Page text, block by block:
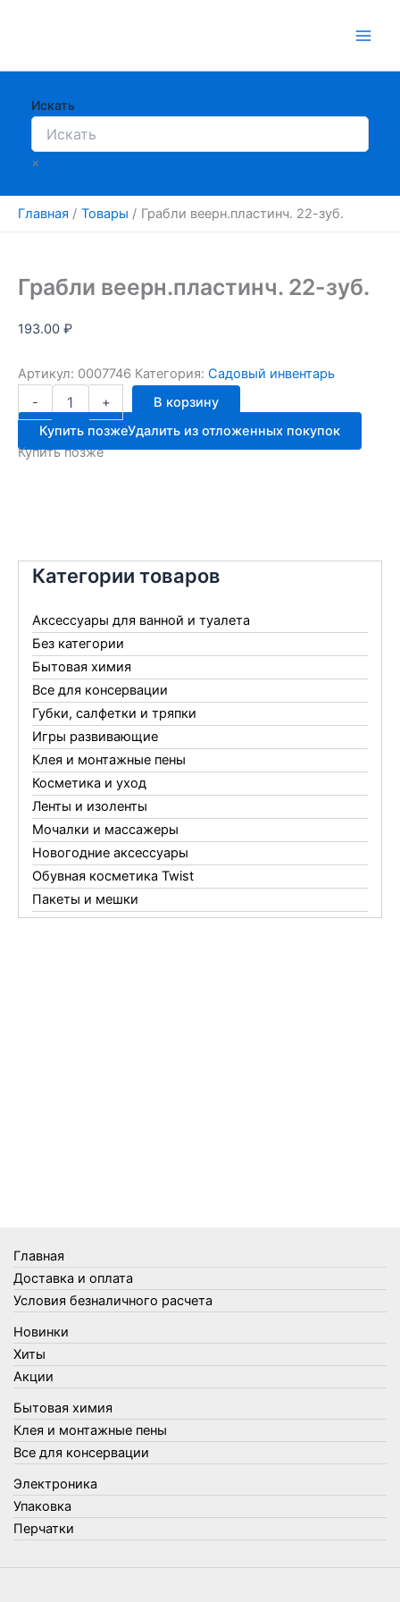
Искать
×
Главная Товары Грабли веерн.пластинч. 22-зуб.
Категории товаров
Аксессуары для ванной и туалета
Без категории
Бытовая химия
Все для консервации
Губки, салфетки и тряпки
Игры развивающие
Клея и монтажные пены
Косметика и уход
Ленты и изоленты
Мочалки и массажеры
Новогодние аксессуары
Обувная косметика Twist
Пакеты и мешки
Перчатки
Товары для кухни
Товары для сада и огорода
Товары для туризма и отдыха
Упаковка
Утеплители и прочее
Фонари, лампы и удлинители
Хозяйственные товары
Швабры, стекломои, черенки и насадки
Шнуры, веревки и шпагаты
Электроника
Элементы питания
Грабли веерн.пластинч. 22-зуб.
193.00 ₽
Артикул: 0007746 Категория: Садовый инвентарь
-
Количество
товара
Грабли
веерн.пластинч.
22-
+
В корзину
Купить позжеУдалить из отложенных покупок
Купить позже
Главная
Доставка и оплата
Условия безналичного расчета
Новинки
Хиты
Акции
Бытовая химия
Клея и монтажные пены
Все для консервации
Электроника
Упаковка
Перчатки